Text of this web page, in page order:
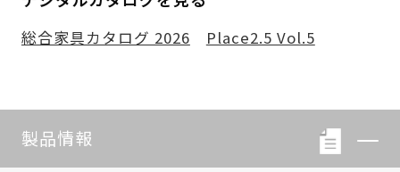
総合家具カタログ 2026 Place2.5 Vol.5
製品情報